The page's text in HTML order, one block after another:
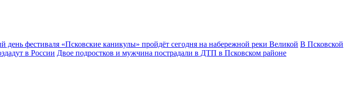
день фестиваля «Псковские каникулы» пройдёт сегодня на набережной реки Великой В Псковской
в России Двое подростков и мужчина пострадали в ДТП в Псковском районе